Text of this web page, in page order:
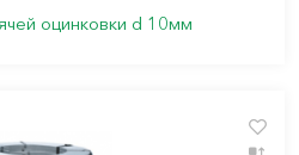
оцинковки d 10мм